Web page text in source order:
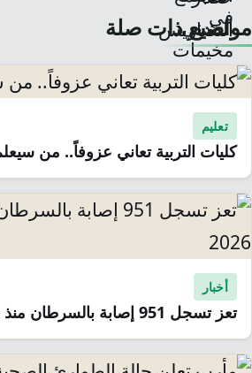
مواضيع ذات صلة
تعليم
كليات التربية تعاني عزوفاً.. من
أخبار
تعز تسجل 951 إصابة بالسرطان منذ بداية عام 2026